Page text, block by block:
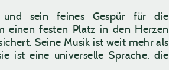
sein feines Gespür für die
einen festen Platz in den Herzen
Seine Musik ist weit mehr als
ist eine universelle Sprache, die